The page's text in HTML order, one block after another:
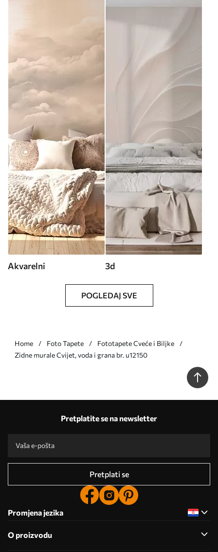
Akvarelni 3d
POGLEDAJ SVE
Home Foto Tapete
Fototapete Cveće i Biljke
Zidne murale Cvijet, voda i grana br. u12150
Pretplatite se na newsletter
Pretplati se
Promjena jezika
O proizvodu